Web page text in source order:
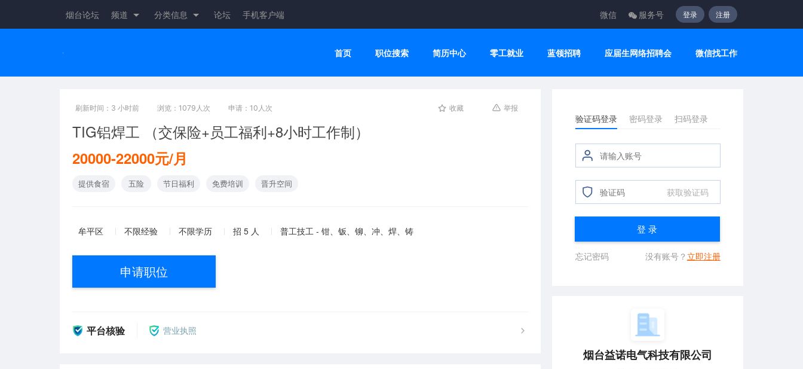
烟台论坛 频道 分类信息 论坛 手机客户端 微信 服务号 登录 注册
首页 职位搜索 简历中心 零工就业 蓝领招聘 应届生网络招聘会 微信找工作
刷新时间：3 小时前 浏览：1079人次 申请：10人次 收藏 举报
TIG铝焊工 （交保险+员工福利+8小时工作制）
20000-22000元/月
提供食宿 五险 节日福利 免费培训 晋升空间
牟平区 不限经验 不限学历 招 5 人 普工技工 - 钳、钣、铆、冲、焊、铸
申请职位
平台核验 营业执照
验证码登录 密码登录 扫码登录
获取验证码
登 录
忘记密码 没有账号？ 立即注册
烟台益诺电气科技有限公司